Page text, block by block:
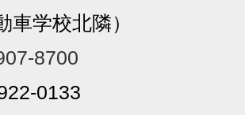
車学校北隣）
8700
0133